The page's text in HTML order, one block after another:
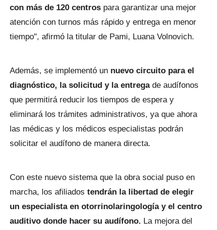
con más de 120 centros para garantizar una mejor
atención con turnos más rápido y entrega en menor
tiempo", afirmó la titular de Pami, Luana Volnovich.
Además, se implementó un nuevo circuito para el
diagnóstico, la solicitud y la entregade audífonos
que permitirá reducir los tiempos de espera y
eliminará los trámites administrativos, ya que ahora
las médicas y los médicos especialistas podrán
solicitar el audífono de manera directa.
Con este nuevo sistema que la obra social puso en
marcha, los afiliados tendrán la libertad de elegir
un especialista en otorrinolaringología y el centro
auditivo donde hacer su audífono. La mejora del